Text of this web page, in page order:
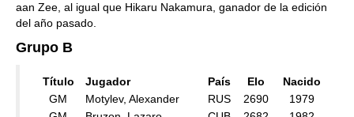
aan Zee, al igual que Hikaru Nakamura, ganador de la edición
del año pasado.
Grupo B
Título Jugador País Elo
Nacido
GM
Motylev, Alexander RUS 2690
1979